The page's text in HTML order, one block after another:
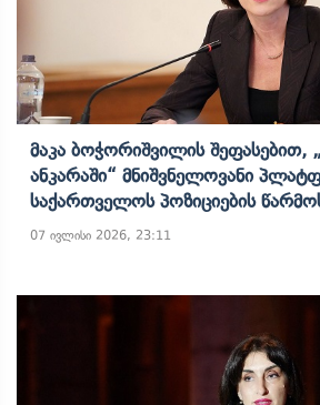
Მაკა Ბოჭორიშვილის Შეფასებით,
Ანკარაში“ Მნიშვნელოვანი
Საქართველოს Პოზიციების
07 ივლისი 2026, 23:11